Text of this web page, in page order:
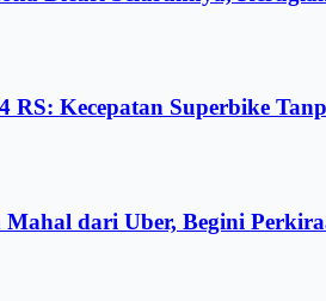
Kecepatan Superbike
dari Uber, Begini